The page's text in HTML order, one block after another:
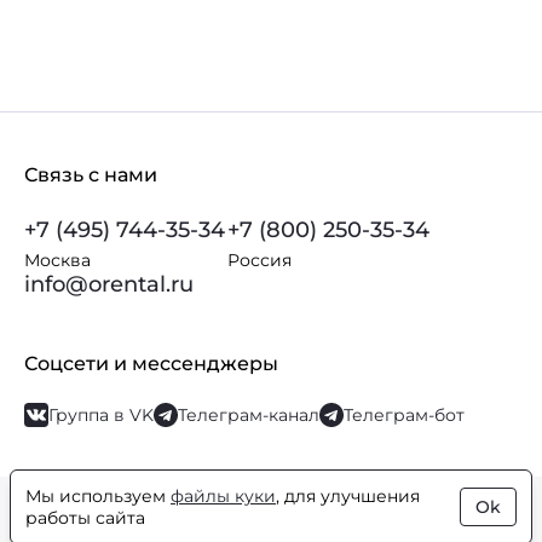
Связь с нами
+7 (495) 744-35-34
Москва
+7 (800) 250-35-34
Россия
info@orental.ru
Соцсети и мессенджеры
Группа в VK Телеграм-канал Телеграм-бот
© Orental.ru 2007–2026Интернет-магазин парфюмерии и
косметики
Мы используем файлы куки, для улучшения
работы сайта
Ok